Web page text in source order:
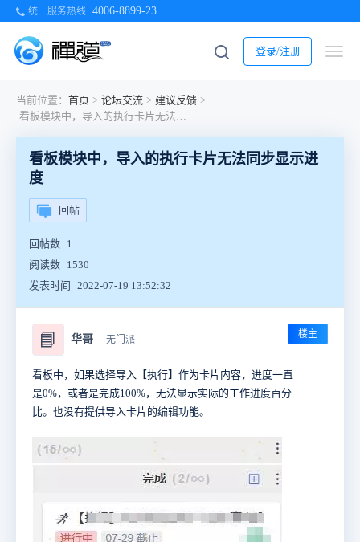
统一服务热线 4006-8899-23
登录/注册
当前位置： 首页 > 论坛交流 > 建议反馈 >
看板模块中，导入的执行卡片无法同步显示进度
看板模块中，导入的执行卡片无法同步显示进
度
回帖
回帖数 1
阅读数 1530
发表时间
2022-07-19 13:52:32
📘 华哥 无门派 楼主
看板中，如果选择导入【执行】作为卡片内容，进度一直
是0%，或者是完成100%，无法显示实际的工作进度百分
比。也没有提供导入卡片的编辑功能。